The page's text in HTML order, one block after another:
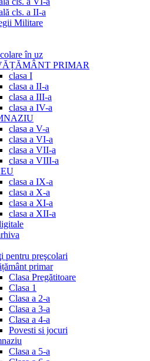
cls. a II-a
Militare
în uz
PRIMAR
clasa I
clasa a II-a
clasa a III-a
clasa a IV-a
clasa a V-a
clasa a VI-a
clasa a VII-a
clasa a VIII-a
clasa a IX-a
clasa a X-a
clasa a XI-a
clasa a XII-a
pentru preşcolari
primar
Clasa Pregătitoare
Clasa 1
Clasa a 2-a
Clasa a 3-a
Clasa a 4-a
Povesti si jocuri
Clasa a 5-a